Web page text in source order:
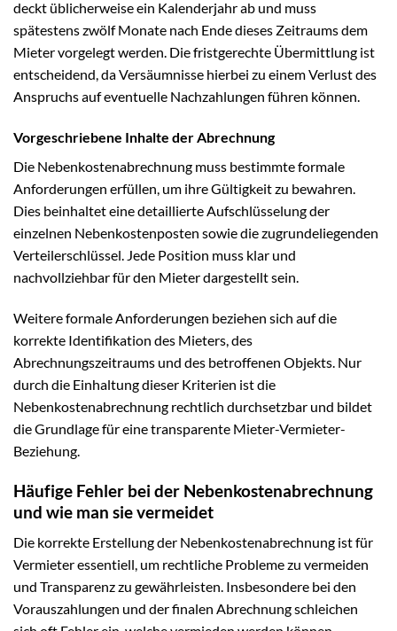
deckt üblicherweise ein Kalenderjahr ab und muss
spätestens zwölf Monate nach Ende dieses Zeitraums dem
Mieter vorgelegt werden. Die fristgerechte Übermittlung ist
entscheidend, da Versäumnisse hierbei zu einem Verlust des
Anspruchs auf eventuelle Nachzahlungen führen können.
Vorgeschriebene Inhalte der Abrechnung
Die Nebenkostenabrechnung muss bestimmte formale
Anforderungen erfüllen, um ihre Gültigkeit zu bewahren.
Dies beinhaltet eine detaillierte Aufschlüsselung der
einzelnen Nebenkostenposten sowie die zugrundeliegenden
Verteilerschlüssel. Jede Position muss klar und
nachvollziehbar für den Mieter dargestellt sein.
Weitere formale Anforderungen beziehen sich auf die
korrekte Identifikation des Mieters, des
Abrechnungszeitraums und des betroffenen Objekts. Nur
durch die Einhaltung dieser Kriterien ist die
Nebenkostenabrechnung rechtlich durchsetzbar und bildet
die Grundlage für eine transparente Mieter-Vermieter-
Beziehung.
Häufige Fehler bei der Nebenkostenabrechnung
und wie man sie vermeidet
Die korrekte Erstellung der Nebenkostenabrechnung ist für
Vermieter essentiell, um rechtliche Probleme zu vermeiden
und Transparenz zu gewährleisten. Insbesondere bei den
Vorauszahlungen und der finalen Abrechnung schleichen